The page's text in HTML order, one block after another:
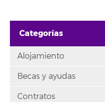
Categorías
Alojamiento
Becas y ayudas
Contratos